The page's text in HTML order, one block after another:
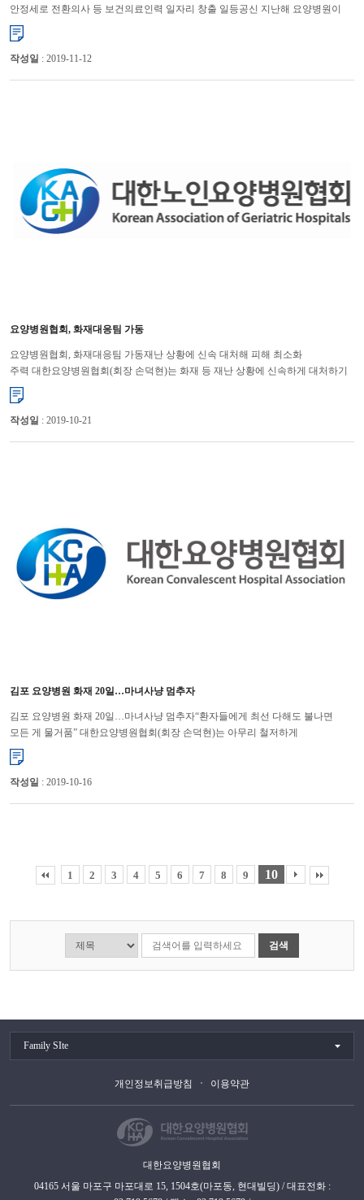
안정세로 전환의사 등 보건의료인력 일자리 창출 일등공신 지난해 요양병원이
2% 늘어나는데 그쳐 증가율이 급격하게 둔화되고 있다. 그러나 건강...
작성일 : 2019-11-12
요양병원협회, 화재대응팀 가동
요양병원협회, 화재대응팀 가동재난 상황에 신속 대처해 피해 최소화
주력 대한요양병원협회(회장 손덕현)는 화재 등 재난 상황에 신속하게 대처하기
위해 화재대응팀을 운영할 계획이다. 대한요양병원협회는 17일 ...
작성일 : 2019-10-21
김포 요양병원 화재 20일…마녀사냥 멈추자
김포 요양병원 화재 20일…마녀사냥 멈추자“환자들에게 최선 다해도 불나면
모든 게 물거품” 대한요양병원협회(회장 손덕현)는 아무리 철저하게
대비하더라도 화재가 발생하고, 요양병원의 특성상 인명 피해로 이어질 수...
작성일 : 2019-10-16
1 2 3 4 5 6 7 8 9 10
검색
Family SIte
개인정보취급방침 이용약관
대한요양병원협회
04165 서울 마포구 마포대로 15, 1504호(마포동, 현대빌딩) / 대표전화 :